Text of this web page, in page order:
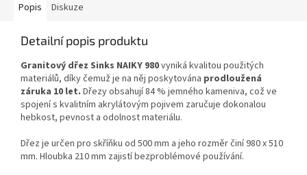
Popis Diskuze
Detailní popis produktu
Granitový dřez Sinks NAIKY 980vyniká kvalitou použitých
materiálů, díky čemuž je na něj poskytována prodloužená
záruka 10 let. Dřezy obsahují 84 % jemného kameniva, což ve
spojení s kvalitním akrylátovým pojivem zaručuje dokonalou
hebkost, pevnost a odolnost materiálu.
Dřez je určen pro skříňku od 500 mm a jeho rozměr činí 980 x 510
mm. Hloubka 210 mm zajistí bezproblémové používání.